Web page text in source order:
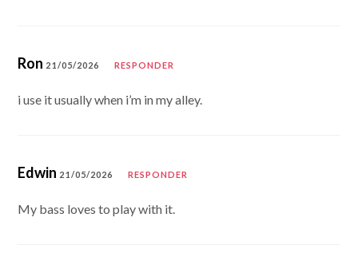
Ron 21/05/2026 RESPONDER
i use it usually when i’m in my alley.
Edwin 21/05/2026 RESPONDER
My bass loves to play with it.